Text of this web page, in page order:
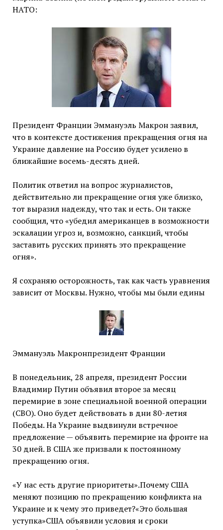
НАТО:
Президент Франции Эммануэль Макрон заявил,
что в контексте достижения прекращения огня на
Украине давление на Россию будет усилено в
ближайшие восемь-десять дней.
Политик ответил на вопрос журналистов,
действительно ли прекращение огня уже близко,
тот выразил надежду, что так и есть. Он также
сообщил, что «убедил американцев в возможности
эскалации угроз и, возможно, санкций, чтобы
заставить русских принять это прекращение
огня».
Я сохраняю осторожность, так как часть уравнения
зависит от Москвы. Нужно, чтобы мы были едины
Эммануэль Макронпрезидент Франции
В понедельник, 28 апреля, президент России
Владимир Путин объявил второе за месяц
перемирие в зоне специальной военной операции
(СВО). Оно будет действовать в дни 80-летия
Победы. На Украине выдвинули встречное
предложение — объявить перемирие на фронте на
30 дней. В США же призвали к постоянному
прекращению огня.
«У нас есть другие приоритеты».Почему США
меняют позицию по прекращению конфликта на
Украине и к чему это приведет?«Это большая
уступка»США объявили условия и сроки